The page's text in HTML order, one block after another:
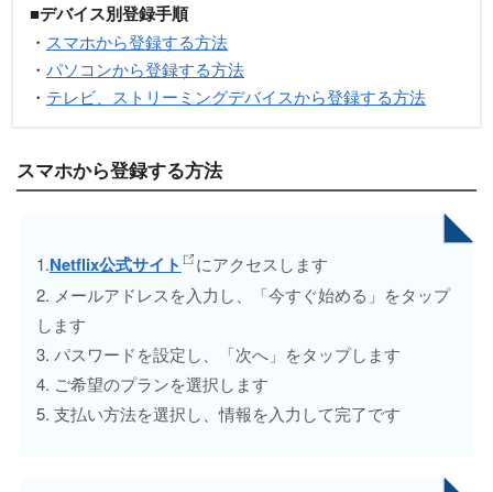
■デバイス別登録手順
・ スマホから登録する方法
・ パソコンから登録する方法
・ テレビ、ストリーミングデバイスから登録する方法
スマホから登録する方法
1.Netflix公式サイト
にアクセスします
2. メールアドレスを入力し、「今すぐ始める」をタップ
します
3. パスワードを設定し、「次へ」をタップします
4. ご希望のプランを選択します
5. 支払い方法を選択し、情報を入力して完了です